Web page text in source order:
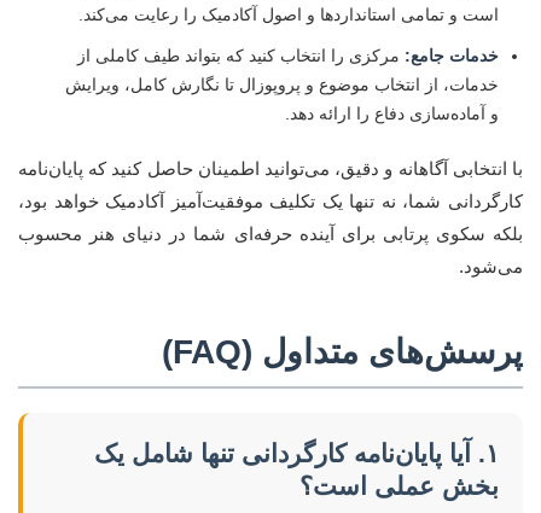
است و تمامی استانداردها و اصول آکادمیک را رعایت می‌کند.
خدمات جامع: مرکزی را انتخاب کنید که بتواند طیف کاملی از
خدمات، از انتخاب موضوع و پروپوزال تا نگارش کامل، ویرایش
و آماده‌سازی دفاع را ارائه دهد.
با انتخابی آگاهانه و دقیق، می‌توانید اطمینان حاصل کنید که پایان‌نامه
کارگردانی شما، نه تنها یک تکلیف موفقیت‌آمیز آکادمیک خواهد بود،
بلکه سکوی پرتابی برای آینده حرفه‌ای شما در دنیای هنر محسوب
می‌شود.
پرسش‌های متداول (FAQ)
۱. آیا پایان‌نامه کارگردانی تنها شامل یک
بخش عملی است؟